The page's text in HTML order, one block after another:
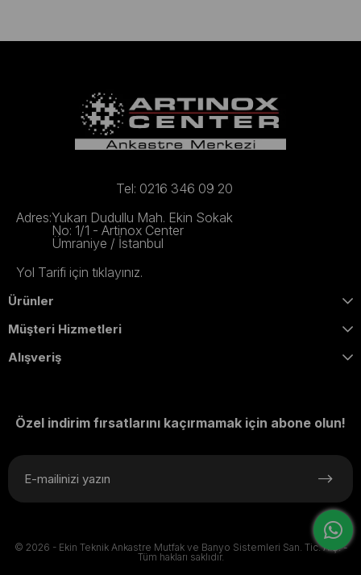
Tel: 0216 346 09 20
Adres:Yukarı Dudullu Mah. Ekin Sokak
No: 1/1 - Artinox Center
Ümraniye / İstanbul
Yol Tarifi için tıklayınız.
Ürünler
Müşteri Hizmetleri
Alışveriş
Özel indirim fırsatlarını kaçırmamak için abone olun!
© 2026 - Ekin Teknik Ankastre Mutfak ve Banyo Sistemleri San. Tic. A.Ş. -
Tüm hakları saklıdır.